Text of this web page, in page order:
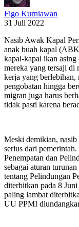
Figo Kurniawan
31 Juli 2022
Nasib Awak Kapal
anak buah kapal
kapal-kapal ikan asing
mereka yang tersaji di
kerja yang berlebihan,
pengobatan hingga
migran juga harus
tidak pasti karena
Meski demikian, nasib
serius dari
Penempatan dan
sebagai aturan
tentang Pelindungan
diterbitkan pada 8 Juni
paling lambat
UU PPMI